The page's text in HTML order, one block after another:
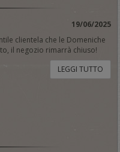
19/06/2025
clientela che le Domeniche
il negozio rimarrà chiuso!
LEGGI TUTTO